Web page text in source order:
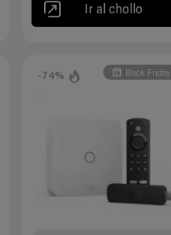
Ir al chollo
-74% Black Friday